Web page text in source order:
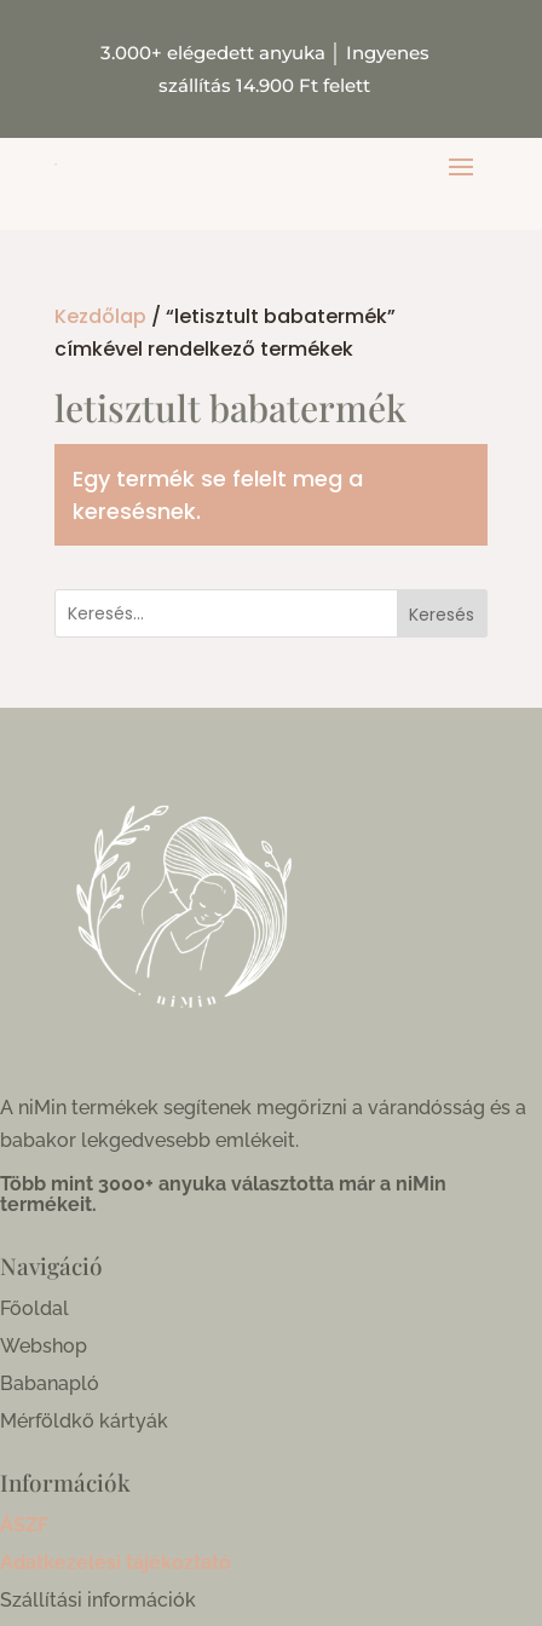
3.000+ elégedett anyuka
Ingyenes
szállítás 14.900 Ft felett
Kezdőlap / “letisztult babatermék”
címkével rendelkező termékek
letisztult babatermék
Egy termék se felelt meg a
keresésnek.
Keresés
A niMin termékek segítenek megőrizni a várandósság és a
babakor lekgedvesebb emlékeit.
Több mint 3000+ anyuka választotta már a niMin
termékeit.
Navigáció
Főoldal
Webshop
Babanapló
Mérföldkő kártyák
Információk
ÁSZF
Adatkezelési tájékoztató
Szállítási információk